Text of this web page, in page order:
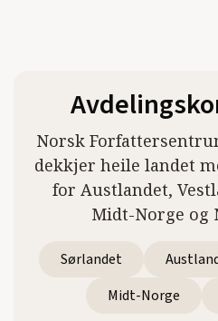
Norsk
dekkjer heile landet
for Austlandet,
Midt-Norge og
Sørlandet
Midt-Norge